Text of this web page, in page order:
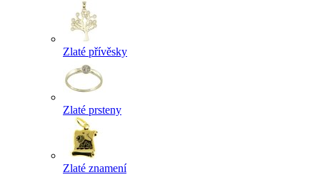
Zlaté přívěsky
Zlaté prsteny
Zlaté znamení